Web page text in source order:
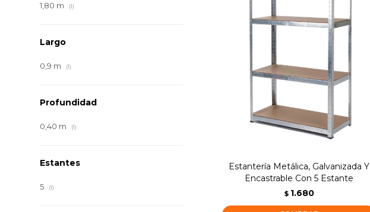
Estantería Metálica, Galvanizada Y
Encastrable Con 5 Estante
$ 1.680
1,80 m (1)
Largo
0,9 m (1)
Profundidad
0,40 m (1)
Estantes
5 (1)